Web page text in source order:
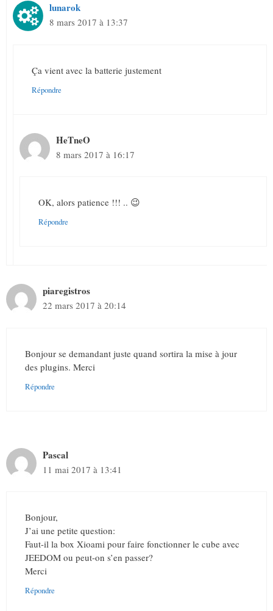
lunarok
8 mars 2017 à 13:37
Ça vient avec la batterie justement
Répondre
HeTneO
8 mars 2017 à 16:17
OK, alors patience !!! .. 😉
Répondre
piaregistros
22 mars 2017 à 20:14
Bonjour se demandant juste quand sortira la mise à jour
des plugins. Merci
Répondre
Pascal
11 mai 2017 à 13:41
Bonjour,
J’ai une petite question:
Faut-il la box Xioami pour faire fonctionner le cube avec
JEEDOM ou peut-on s’en passer?
Merci
Répondre